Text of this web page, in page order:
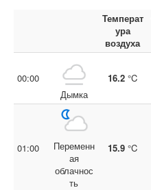
Температ
ура
воздуха
00:00
Дымка
16.2 °C
01:00
Переменн
ая
облачнос
ть
15.9 °C